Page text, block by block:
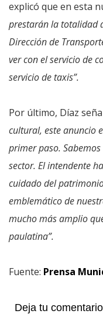
explicó que en esta
prestarán la totalidad
Dirección de
ver con el servicio de
servicio de taxis”.
Por último, Díaz
cultural, este anuncio
primer paso.
sector. El intendente
cuidado del
emblemático de
mucho más amplio
paulatina”.
Fuente: Prensa
Deja tu comentario